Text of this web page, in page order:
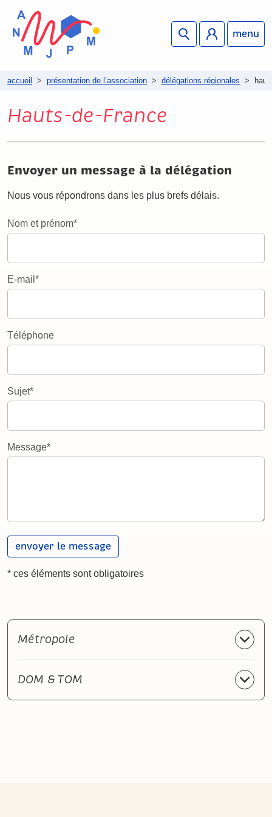
menu
accueil > présentation de l’association > délégations régionales >
Hauts-de-France
Métropole
DOM & TOM
Envoyer un message à la délégation
Nous vous répondrons dans les plus brefs délais.
Nom et prénom*
E-mail*
Téléphone
Sujet*
Message*
* ces éléments sont obligatoires